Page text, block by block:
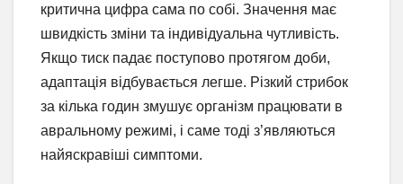
критична цифра сама по собі. Значення має
швидкість зміни та індивідуальна чутливість.
Якщо тиск падає поступово протягом доби,
адаптація відбувається легше. Різкий стрибок
за кілька годин змушує організм працювати в
авральному режимі, і саме тоді з’являються
найяскравіші симптоми.